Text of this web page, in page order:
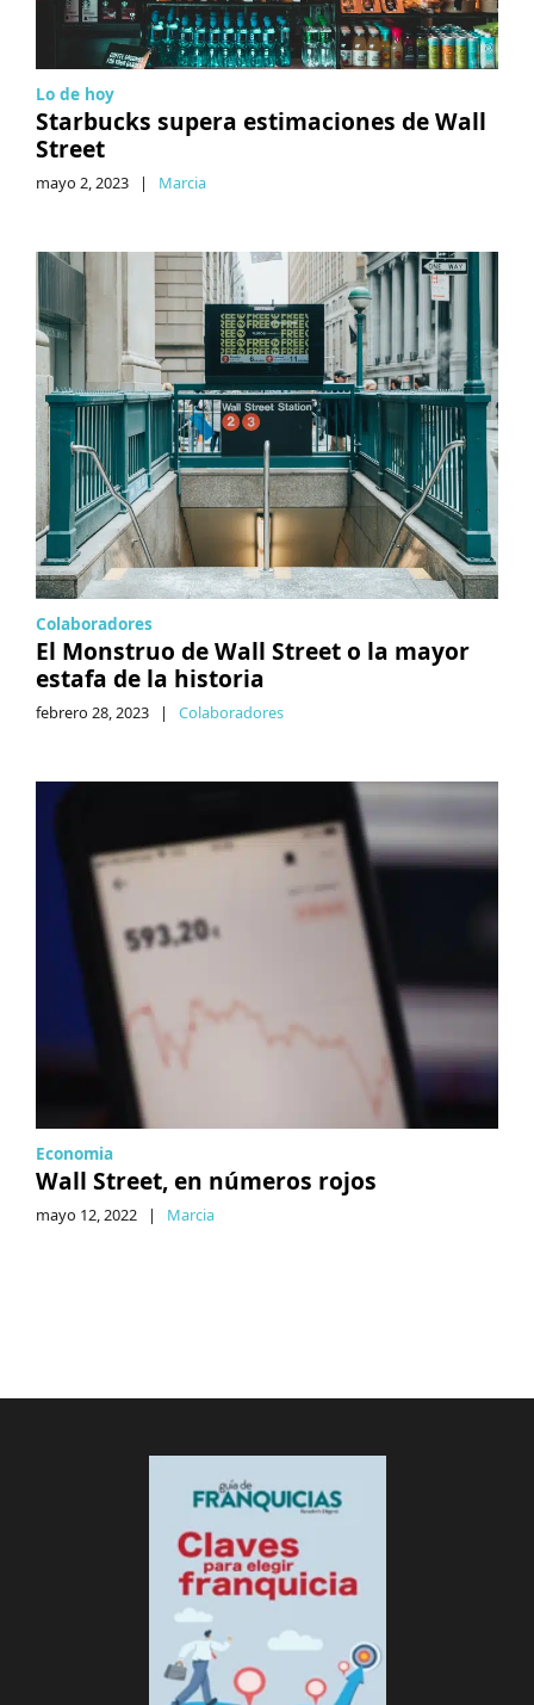
Lo de hoy
Starbucks supera estimaciones de Wall
Street
mayo 2, 2023 | Marcia
Colaboradores
El Monstruo de Wall Street o la mayor
estafa de la historia
febrero 28, 2023 | Colaboradores
Economia
Wall Street, en números rojos
mayo 12, 2022 | Marcia